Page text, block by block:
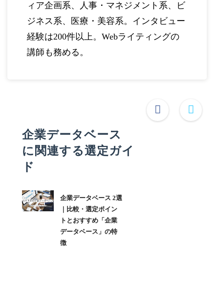
ィア企画系、人事・マネジメント系、ビ
ジネス系、医療・美容系。インタビュー
経験は200件以上。Webライティングの
講師も務める。
企業データベース
に関連する選定ガイ
ド
企業データベース 2選
｜比較・選定ポイン
トとおすすめ「企業
データベース」の特
徴